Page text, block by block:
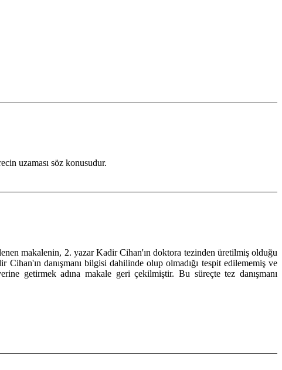
uzaması söz konusudur.
makalenin, 2. yazar Kadir Cihan'ın doktora tezinden üretilmiş olduğu
danışmanı bilgisi dahilinde olup olmadığı tespit edilememiş ve
getirmek adına makale geri çekilmiştir. Bu süreçte tez danışmanı